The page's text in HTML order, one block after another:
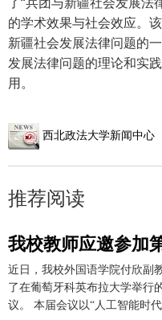
的学术效果与社会效应。
新疆社会发展法律问题的
发展法律问题的理论和实
用。
西北政法大学新闻中心
推荐阅读
近日，我校外国语学院付欣副
了在葡萄牙科英布拉大学举行
议。 本届会议以“人工智能时